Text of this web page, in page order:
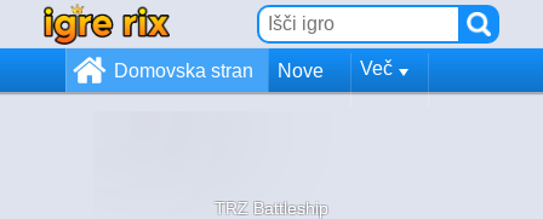
Domovska stran Nove Več
TRZ Battleship